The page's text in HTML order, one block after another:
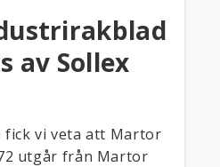
av Sollex
fick vi veta att Martor
utgår från Martor